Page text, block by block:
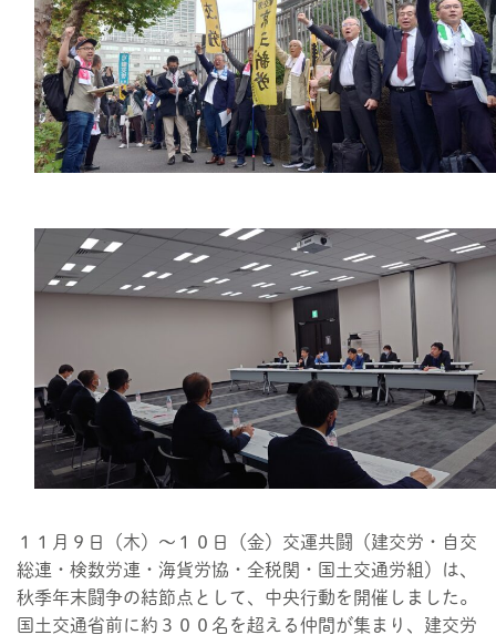
１１月９日（木）～１０日（金）交運共闘（建交労・自交
総連・検数労連・海貨労協・全税関・国土交通労組）は、
秋季年末闘争の結節点として、中央行動を開催しました。
国土交通省前に約３００名を超える仲間が集まり、建交労